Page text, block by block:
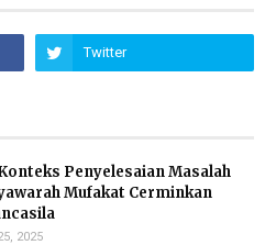
Penyelesaian Masalah
Mufakat Cerminkan
2025